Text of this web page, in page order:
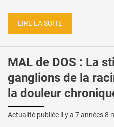
LIRE LA SUITE
MAL de DOS : La
ganglions de la
la douleur
Actualité publiée il y a 7 années 8